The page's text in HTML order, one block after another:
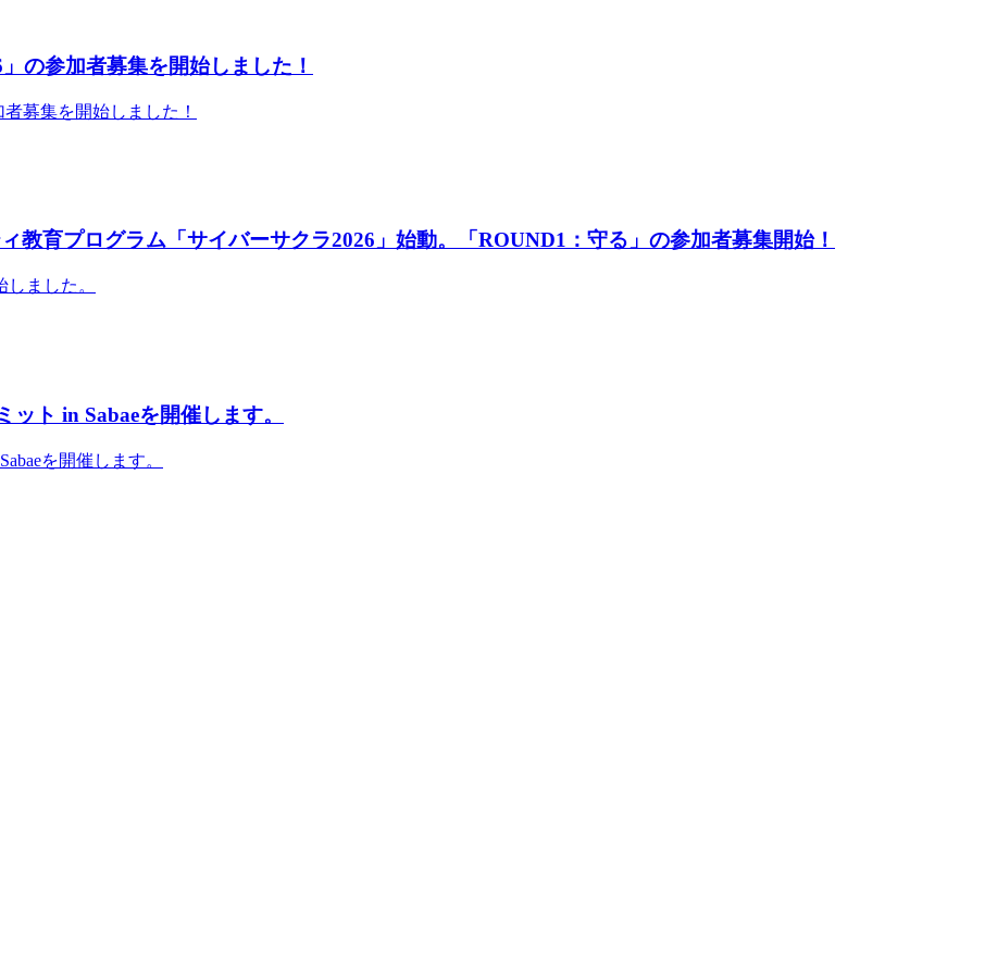
の参加者募集を開始しました！
募集を開始しました！
教育プログラム「サイバーサクラ2026」始動。「ROUND1：守る」の参加者募集開始！
ました。
ト in Sabaeを開催します。
を開催します。